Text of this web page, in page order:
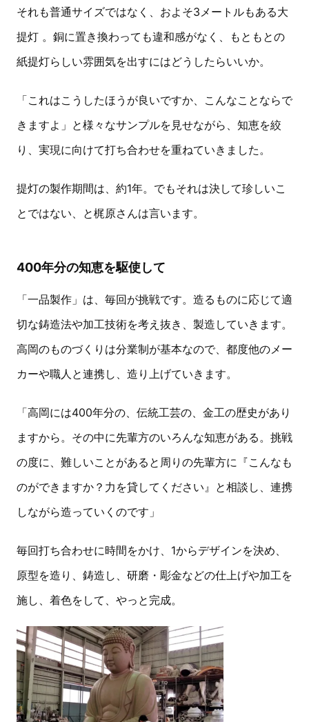
それも普通サイズではなく、およそ3メートルもある大
提灯 。銅に置き換わっても違和感がなく、もともとの
紙提灯らしい雰囲気を出すにはどうしたらいいか。
「これはこうしたほうが良いですか、こんなことならで
きますよ」と様々なサンプルを見せながら、知恵を絞
り、実現に向けて打ち合わせを重ねていきました。
提灯の製作期間は、約1年。でもそれは決して珍しいこ
とではない、と梶原さんは言います。
400年分の知恵を駆使して
「一品製作」は、毎回が挑戦です。造るものに応じて適
切な鋳造法や加工技術を考え抜き、製造していきます。
高岡のものづくりは分業制が基本なので、都度他のメー
カーや職人と連携し、造り上げていきます。
「高岡には400年分の、伝統工芸の、金工の歴史があり
ますから。その中に先輩方のいろんな知恵がある。挑戦
の度に、難しいことがあると周りの先輩方に『こんなも
のができますか？力を貸してください』と相談し、連携
しながら造っていくのです」
毎回打ち合わせに時間をかけ、1からデザインを決め、
原型を造り、鋳造し、研磨・彫金などの仕上げや加工を
施し、着色をして、やっと完成。